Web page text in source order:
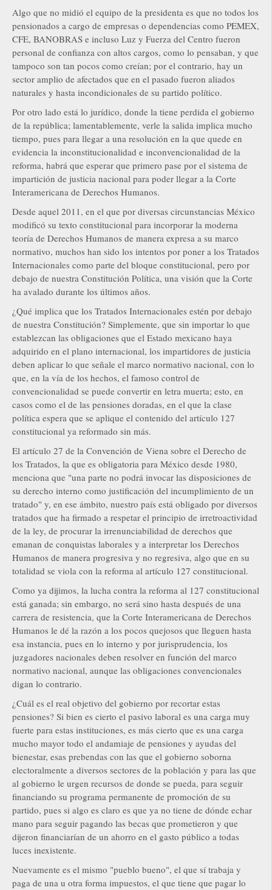
Algo que no midió el equipo de la presidenta es que no todos los
pensionados a cargo de empresas o dependencias como PEMEX,
CFE, BANOBRAS e incluso Luz y Fuerza del Centro fueron
personal de confianza con altos cargos, como lo pensaban, y que
tampoco son tan pocos como creían; por el contrario, hay un
sector amplio de afectados que en el pasado fueron aliados
naturales y hasta incondicionales de su partido político.
Por otro lado está lo jurídico, donde la tiene perdida el gobierno
de la república; lamentablemente, verle la salida implica mucho
tiempo, pues para llegar a una resolución en la que quede en
evidencia la inconstitucionalidad e inconvencionalidad de la
reforma, habrá que esperar que primero pase por el sistema de
impartición de justicia nacional para poder llegar a la Corte
Interamericana de Derechos Humanos.
Desde aquel 2011, en el que por diversas circunstancias México
modificó su texto constitucional para incorporar la moderna
teoría de Derechos Humanos de manera expresa a su marco
normativo, muchos han sido los intentos por poner a los Tratados
Internacionales como parte del bloque constitucional, pero por
debajo de nuestra Constitución Política, una visión que la Corte
ha avalado durante los últimos años.
¿Qué implica que los Tratados Internacionales estén por debajo
de nuestra Constitución? Simplemente, que sin importar lo que
establezcan las obligaciones que el Estado mexicano haya
adquirido en el plano internacional, los impartidores de justicia
deben aplicar lo que señale el marco normativo nacional, con lo
que, en la vía de los hechos, el famoso control de
convencionalidad se puede convertir en letra muerta; esto, en
casos como el de las pensiones doradas, en el que la clase
política espera que se aplique el contenido del artículo 127
constitucional ya reformado sin más.
El artículo 27 de la Convención de Viena sobre el Derecho de
los Tratados, la que es obligatoria para México desde 1980,
menciona que "una parte no podrá invocar las disposiciones de
su derecho interno como justificación del incumplimiento de un
tratado" y, en ese ámbito, nuestro país está obligado por diversos
tratados que ha firmado a respetar el principio de irretroactividad
de la ley, de procurar la irrenunciabilidad de derechos que
emanan de conquistas laborales y a interpretar los Derechos
Humanos de manera progresiva y no regresiva, algo que en su
totalidad se viola con la reforma al artículo 127 constitucional.
Como ya dijimos, la lucha contra la reforma al 127 constitucional
está ganada; sin embargo, no será sino hasta después de una
carrera de resistencia, que la Corte Interamericana de Derechos
Humanos le dé la razón a los pocos quejosos que lleguen hasta
esa instancia, pues en lo interno y por jurisprudencia, los
juzgadores nacionales deben resolver en función del marco
normativo nacional, aunque las obligaciones convencionales
digan lo contrario.
¿Cuál es el real objetivo del gobierno por recortar estas
pensiones? Si bien es cierto el pasivo laboral es una carga muy
fuerte para estas instituciones, es más cierto que es una carga
mucho mayor todo el andamiaje de pensiones y ayudas del
bienestar, esas prebendas con las que el gobierno soborna
electoralmente a diversos sectores de la población y para las que
al gobierno le urgen recursos de donde se pueda, para seguir
financiando su programa permanente de promoción de su
partido, pues si algo es claro es que ya no tiene de dónde echar
mano para seguir pagando las becas que prometieron y que
dijeron financiarían de un ahorro en el gasto público a todas
luces inexistente.
Nuevamente es el mismo "pueblo bueno", el que sí trabaja y
paga de una u otra forma impuestos, el que tiene que pagar lo